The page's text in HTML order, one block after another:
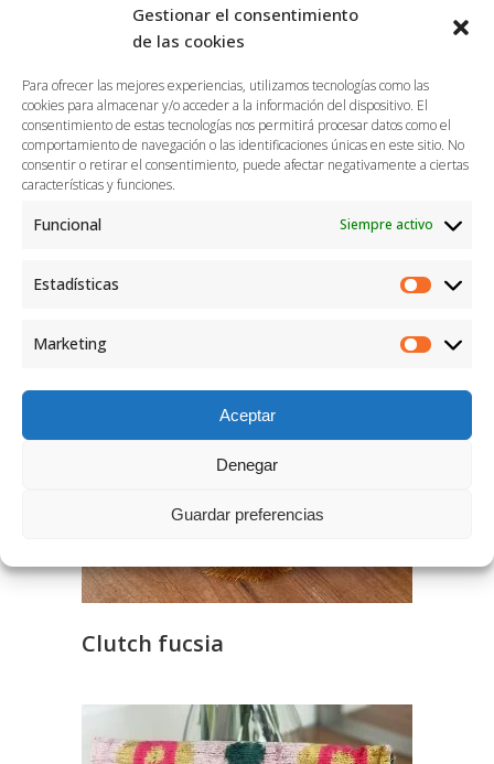
Gestionar el consentimiento
de las cookies
Para ofrecer las mejores experiencias, utilizamos tecnologías como las
cookies para almacenar y/o acceder a la información del dispositivo. El
consentimiento de estas tecnologías nos permitirá procesar datos como el
comportamiento de navegación o las identificaciones únicas en este sitio. No
consentir o retirar el consentimiento, puede afectar negativamente a ciertas
características y funciones.
Funcional Siempre activo
Estadísticas
Marketing
Aceptar
Denegar
Guardar preferencias
exclusivos. Es posible que exista alguna
ligera imperfección en tejido o color, prueba
completamente artesanal.
Productos relacionados
Clutch fucsia